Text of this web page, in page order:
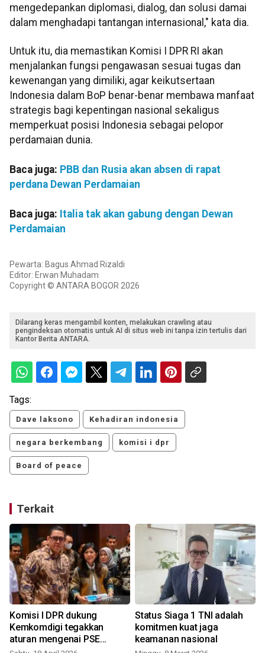
mengedepankan diplomasi, dialog, dan solusi damai
dalam menghadapi tantangan internasional," kata dia.
Untuk itu, dia memastikan Komisi I DPR RI akan
menjalankan fungsi pengawasan sesuai tugas dan
kewenangan yang dimiliki, agar keikutsertaan
Indonesia dalam BoP benar-benar membawa manfaat
strategis bagi kepentingan nasional sekaligus
memperkuat posisi Indonesia sebagai pelopor
perdamaian dunia.
Baca juga: PBB dan Rusia akan absen di rapat
perdana Dewan Perdamaian
Baca juga: Italia tak akan gabung dengan Dewan
Perdamaian
Pewarta: Bagus Ahmad Rizaldi
Editor: Erwan Muhadam
Copyright © ANTARA BOGOR 2026
Dilarang keras mengambil konten, melakukan crawling atau
pengindeksan otomatis untuk AI di situs web ini tanpa izin tertulis dari
Kantor Berita ANTARA.
Tags:
Dave laksono Kehadiran indonesia
negara berkembang komisi i dpr
Board of peace
Terkait
Komisi I DPR dukung
Kemkomdigi tegakkan
aturan mengenai PSE
Status Siaga 1 TNI adalah
komitmen kuat jaga
keamanan nasional